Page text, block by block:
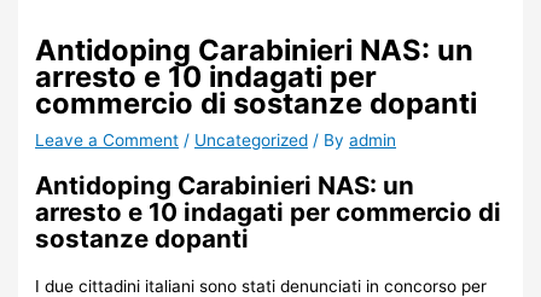
Antidoping Carabinieri NAS: un
arresto e 10 indagati per
commercio di sostanze dopanti
Leave a Comment / Uncategorized / Byadmin
Antidoping Carabinieri NAS: un
arresto e 10 indagati per commercio di
sostanze dopanti
I due cittadini italiani sono stati denunciati in concorso per